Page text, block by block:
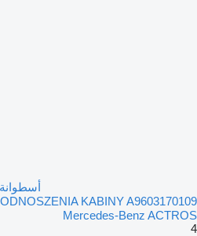
Mercedes-Benz ACTROS
4